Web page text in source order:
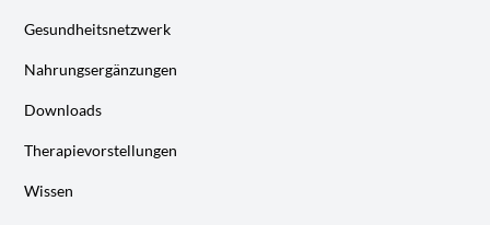
Gesundheitsnetzwerk
Nahrungsergänzungen
Downloads
Therapievorstellungen
Wissen